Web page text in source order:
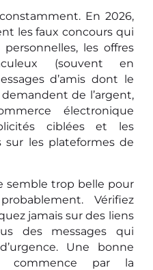
En 2026,
les faux concours qui
les offres
(souvent en
d’amis dont le
de l’argent,
électronique
ciblées et les
sur les plateformes de
semble trop belle pour
Vérifiez
jamais sur des liens
des messages qui
Une bonne
commence par la